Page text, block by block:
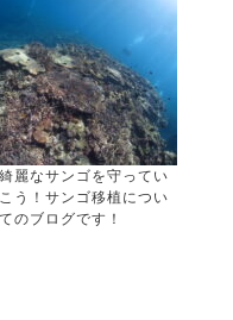
綺麗なサンゴを守ってい
こう！サンゴ移植につい
てのブログです！